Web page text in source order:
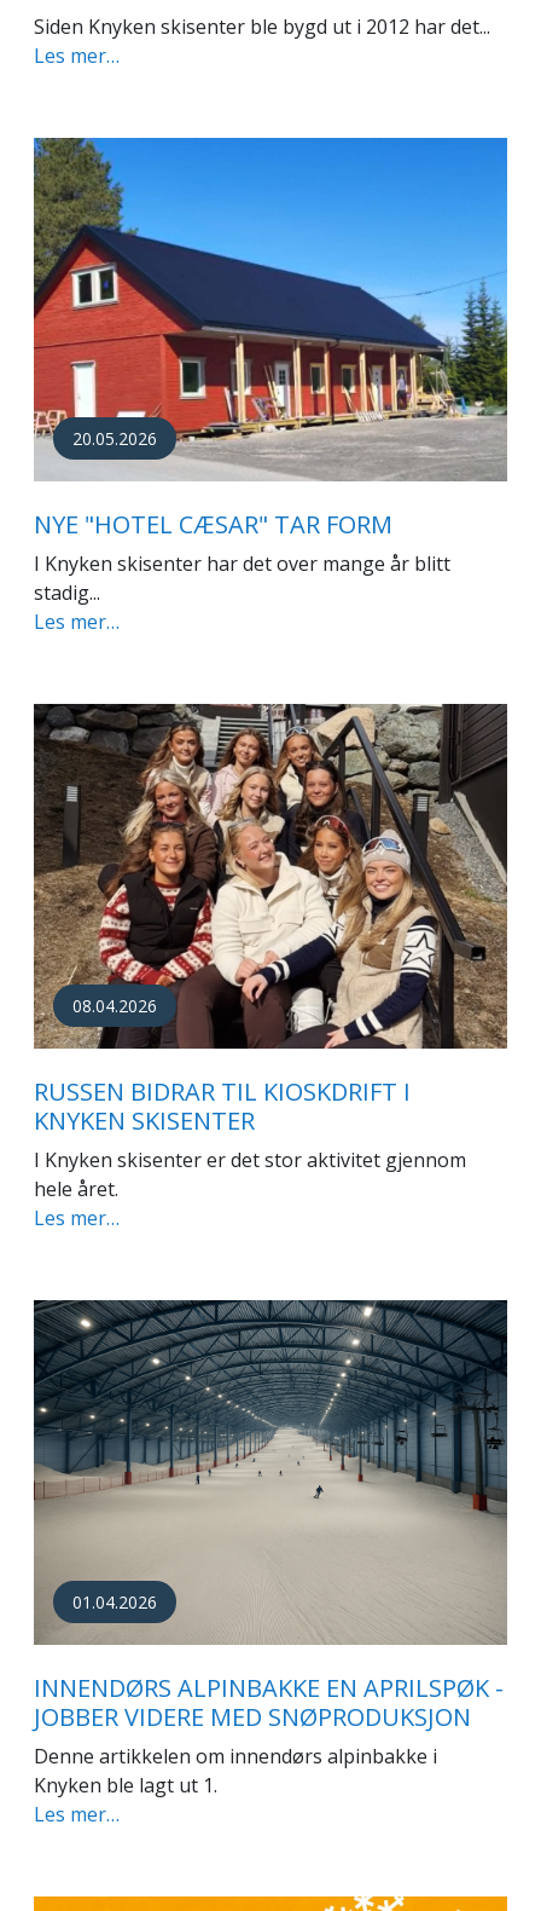
Siden Knyken skisenter ble bygd ut i 2012 har det...
Les mer…
20.05.2026
NYE "HOTEL CÆSAR" TAR FORM
I Knyken skisenter har det over mange år blitt
stadig...
Les mer…
08.04.2026
RUSSEN BIDRAR TIL KIOSKDRIFT I
KNYKEN SKISENTER
I Knyken skisenter er det stor aktivitet gjennom
hele året.
Les mer…
01.04.2026
INNENDØRS ALPINBAKKE EN APRILSPØK -
JOBBER VIDERE MED SNØPRODUKSJON
Denne artikkelen om innendørs alpinbakke i
Knyken ble lagt ut 1.
Les mer…